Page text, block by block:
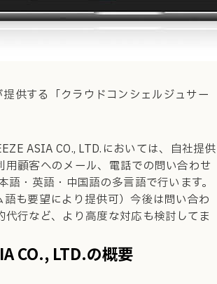
供する「クラウドコンシェルジュサー
ASIA CO., LTD.においては、自社提供
用顧客へのメール、電話での問い合わせ
語・英語・中国語の多言語で行います。
語も要望により提供可）今後は問い合わ
代行など、より高度な対応も検討してま
CO., LTD.の概要